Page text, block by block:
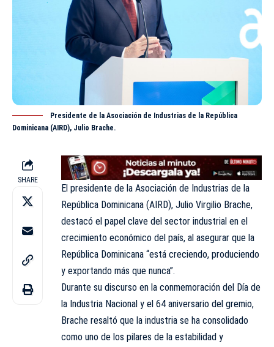
Presidente de la Asociación de Industrias de la República
Dominicana (AIRD), Julio Brache.
SHARE
El presidente de la Asociación de Industrias de la
República Dominicana (AIRD), Julio Virgilio Brache,
destacó el papel clave del sector industrial en el
crecimiento económico del país, al asegurar que la
República Dominicana “está creciendo, produciendo
y exportando más que nunca”.
Durante su discurso en la conmemoración del Día de
la Industria Nacional y el 64 aniversario del gremio,
Brache resaltó que la industria se ha consolidado
como uno de los pilares de la estabilidad y